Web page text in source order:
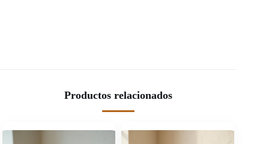
Productos relacionados